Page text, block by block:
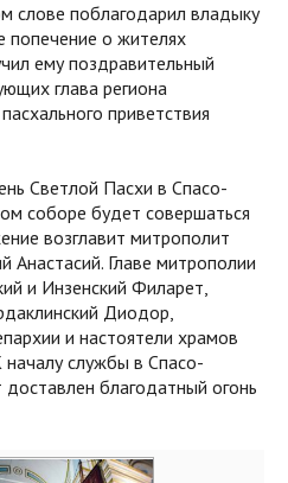
слове поблагодарил владыку
попечение о жителях
ему поздравительный
глава региона
приветствия
Светлой Пасхи в Спасо-
соборе будет совершаться
возглавит митрополит
Анастасий. Главе митрополии
и Инзенский Филарет,
Диодор,
и настоятели храмов
началу службы в Спасо-
благодатный огонь